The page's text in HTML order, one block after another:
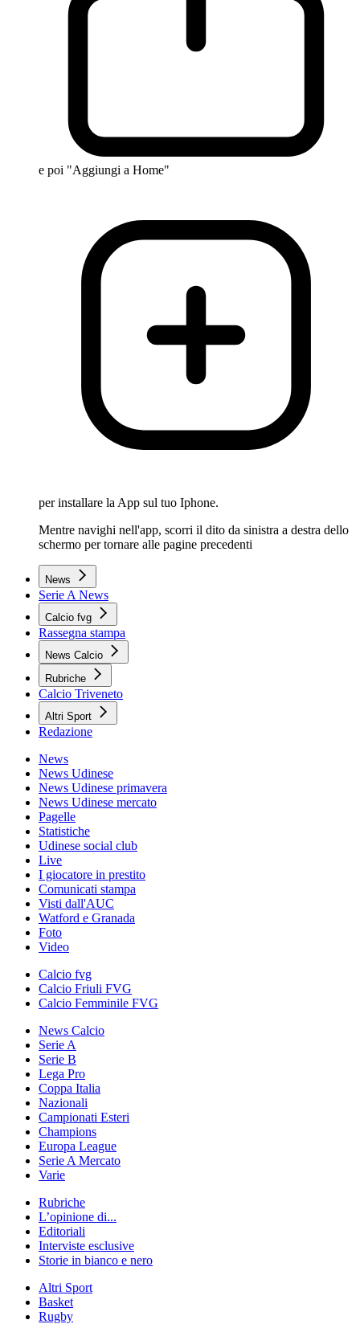
e poi "Aggiungi a Home"
per installare la App sul tuo Iphone.
Mentre navighi nell'app, scorri il dito da sinistra a destra dello
schermo per tornare alle pagine precedenti
News
Serie A News
Calcio fvg
Rassegna stampa
News Calcio
Rubriche
Calcio Triveneto
Altri Sport
Redazione
News
News Udinese
News Udinese primavera
News Udinese mercato
Pagelle
Statistiche
Udinese social club
Live
I giocatore in prestito
Comunicati stampa
Visti dall'AUC
Watford e Granada
Foto
Video
Calcio fvg
Calcio Friuli FVG
Calcio Femminile FVG
News Calcio
Serie A
Serie B
Lega Pro
Coppa Italia
Nazionali
Campionati Esteri
Champions
Europa League
Serie A Mercato
Varie
Rubriche
L’opinione di...
Editoriali
Interviste esclusive
Storie in bianco e nero
Altri Sport
Basket
Rugby